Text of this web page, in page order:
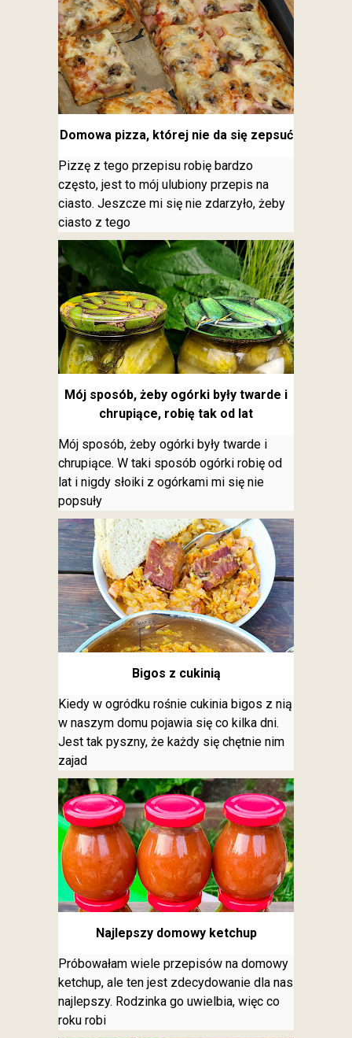
Domowa pizza, której nie da się zepsuć
Pizzę z tego przepisu robię bardzo
często, jest to mój ulubiony przepis na
ciasto. Jeszcze mi się nie zdarzyło, żeby
ciasto z tego
Mój sposób, żeby ogórki były twarde i
chrupiące, robię tak od lat
Mój sposób, żeby ogórki były twarde i
chrupiące. W taki sposób ogórki robię od
lat i nigdy słoiki z ogórkami mi się nie
popsuły
Bigos z cukinią
Kiedy w ogródku rośnie cukinia bigos z nią
w naszym domu pojawia się co kilka dni.
Jest tak pyszny, że każdy się chętnie nim
zajad
Najlepszy domowy ketchup
Próbowałam wiele przepisów na domowy
ketchup, ale ten jest zdecydowanie dla nas
najlepszy. Rodzinka go uwielbia, więc co
roku robi